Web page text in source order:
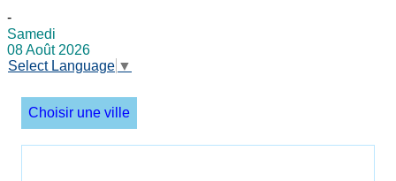
-
Samedi
08 Août 2026
Select Language ▼
Choisir une ville